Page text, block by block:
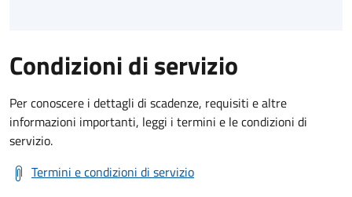
Condizioni di servizio
Per conoscere i dettagli di scadenze, requisiti e altre
informazioni importanti, leggi i termini e le condizioni di
servizio.
Termini e condizioni di servizio